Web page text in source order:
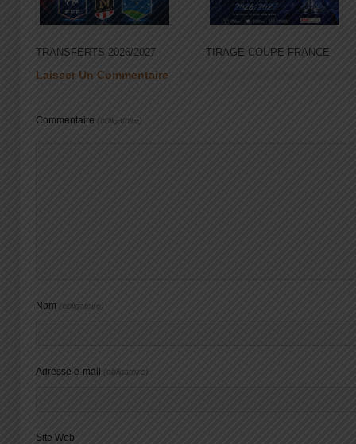
TRANSFERTS 2026/2027 TIRAGE COUPE FRANCE
Laisser Un Commentaire
Commentaire (obligatoire)
Nom (obligatoire)
Adresse e-mail (obligatoire)
Site Web